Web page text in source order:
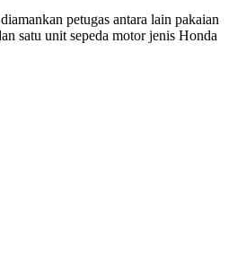
petugas antara lain pakaian
satu unit sepeda motor jenis Honda